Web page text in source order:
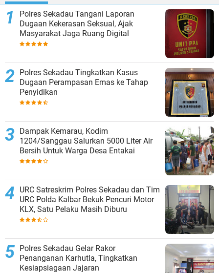
Polres Sekadau Tangani Laporan
Dugaan Kekerasan Seksual, Ajak
Masyarakat Jaga Ruang Digital
Polres Sekadau Tingkatkan Kasus
Dugaan Perampasan Emas ke Tahap
Penyidikan
Dampak Kemarau, Kodim
1204/Sanggau Salurkan 5000 Liter Air
Bersih Untuk Warga Desa Entakai
URC Satreskrim Polres Sekadau dan Tim
URC Polda Kalbar Bekuk Pencuri Motor
KLX, Satu Pelaku Masih Diburu
Polres Sekadau Gelar Rakor
Penanganan Karhutla, Tingkatkan
Kesiapsiagaan Jajaran